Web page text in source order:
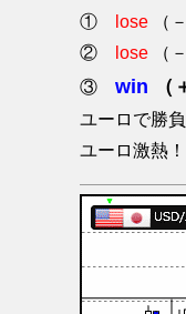
①
lose （
②
lose （
③ win （
ユーロで勝負
ユーロ激熱！